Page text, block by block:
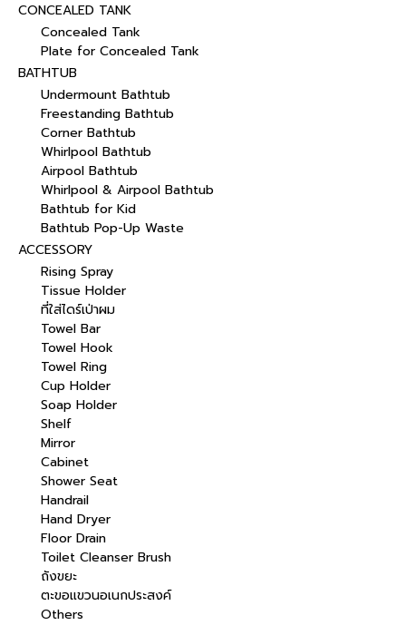
CONCEALED TANK
Concealed Tank
Plate for Concealed Tank
BATHTUB
Undermount Bathtub
Freestanding Bathtub
Corner Bathtub
Whirlpool Bathtub
Airpool Bathtub
Whirlpool & Airpool Bathtub
Bathtub for Kid
Bathtub Pop-Up Waste
ACCESSORY
Rising Spray
Tissue Holder
ที่ใส่ไดร์เป่าผม
Towel Bar
Towel Hook
Towel Ring
Cup Holder
Soap Holder
Shelf
Mirror
Cabinet
Shower Seat
Handrail
Hand Dryer
Floor Drain
Toilet Cleanser Brush
ถังขยะ
ตะขอแขวนอเนกประสงค์
Others